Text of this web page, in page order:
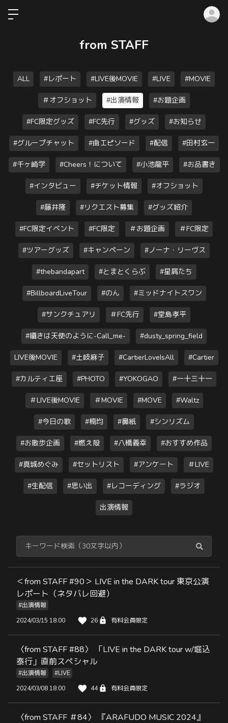
from STAFF
ALL #レポート #LIVE後MOVIE #LIVE #MOVIE
＃オフショット #出演情報 #お題企画
#FC限定グッズ #FC先行 #グッズ #お知らせ
#グループチャット #曲エピソード #配信 #田村玄一
#千ヶ崎学 #Cheers！について #小池龍平 #お品書き
#インタビュー #チケット情報 #オフショット
#藤井隆 #リクエスト募集 #グッズ紹介
#FC限定イベント #FC限定 ＃お題企画 ＃FC限定
#ツアーグッズ #キャンペーン #ノーナ・リーヴス
#thebandapart #とまとくらぶ #星屑たち
#BillboardLiveTour #のん #ミッドナイトスワン
#サンクチュアリ ＃FC先行 #堂島孝平
#囁きは天使のように-Call_me- #dusty_spring_field
LIVE後MOVIE #土岐麻子 #CartierLoveIsAll #Cartier
#カルティエ座 #PHOTO #YOKOGAO #一十三十一
＃LIVE後MOVIE ＃MOVIE #MOVE #Waltz
#今日の歌 #楠均 #鼻紙 #シンリズム
#お散歩企画 #燃え殻 #八橋義幸 #おすすめ作品
#真城めぐみ #セットリスト #アンケート ＃LIVE
#生配信 #思い出 #レコーディング #ラジオ
出演情報
＜from STAFF #90＞ LIVE in the DARK tour 東京公演
レポート（ネタバレ回避）
#出演情報
2024/03/15 18:00
26 有料会員限定
〈from STAFF #88〉 「LIVE in the DARK tour w/堀込
泰行」直前スペシャル
#出演情報
#LIVE
2024/03/08 18:00
44 有料会員限定
〈from STAFF ＃84〉 『ARAFUDO MUSIC 2024』